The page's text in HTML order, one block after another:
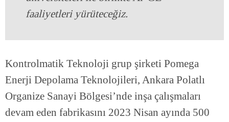
faaliyetleri yürüteceğiz.
Kontrolmatik Teknoloji grup şirketi Pomega
Enerji Depolama Teknolojileri, Ankara Polatlı
Organize Sanayi Bölgesi’nde inşa çalışmaları
devam eden fabrikasını 2023 Nisan ayında 500